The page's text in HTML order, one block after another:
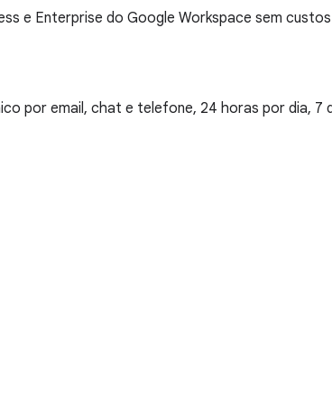
e Enterprise do Google Workspace sem
por email, chat e telefone, 24 horas por dia, 7